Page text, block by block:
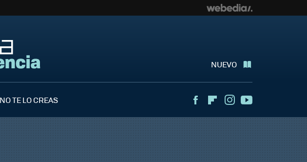
NUEVO
NO TE LO CREAS FacebookFlipboardInstagram